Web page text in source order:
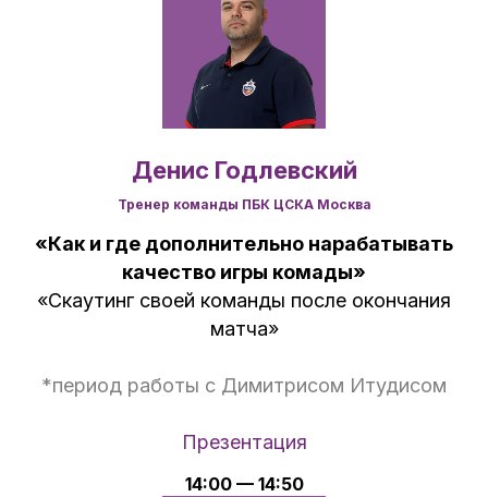
Денис Годлевский
Тренер команды ПБК ЦСКА Москва
«Как и где дополнительно нарабатывать
качество игры комады»
«Скаутинг своей команды после окончания
матча»
*период работы с Димитрисом Итудисом
Презентация
14:00 — 14:50